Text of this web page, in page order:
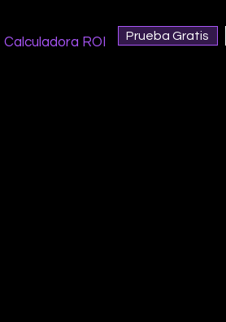
Calculadora ROI Prueba Gratis